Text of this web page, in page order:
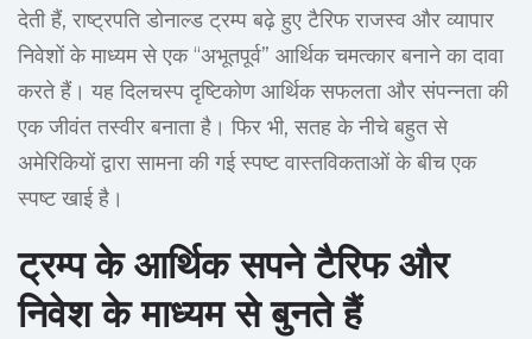
देती हैं, राष्ट्रपति डोनाल्ड ट्रम्प बढ़े हुए टैरिफ राजस्व और व्यापार
निवेशों के माध्यम से एक “अभूतपूर्व” आर्थिक चमत्कार बनाने का दावा
करते हैं। यह दिलचस्प दृष्टिकोण आर्थिक सफलता और संपन्नता की
एक जीवंत तस्वीर बनाता है। फिर भी, सतह के नीचे बहुत से
अमेरिकियों द्वारा सामना की गई स्पष्ट वास्तविकताओं के बीच एक
स्पष्ट खाई है।
ट्रम्प के आर्थिक सपने टैरिफ और
निवेश के माध्यम से बुनते हैं